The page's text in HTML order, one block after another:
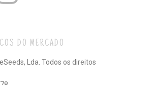
DO MERCADO
Lda. Todos os direitos